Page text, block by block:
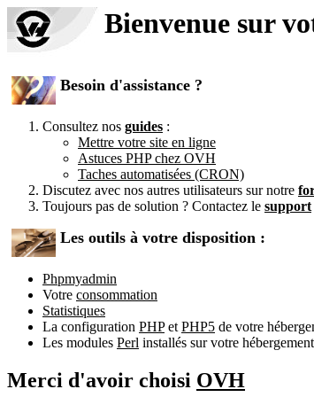
Bienvenue sur
Besoin d'assistance ?
Consultez nos guides :
Mettre votre site en ligne
Astuces PHP chez OVH
Taches automatisées (CRON)
Discutez avec nos autres utilisateurs sur notre
Toujours pas de solution ? Contactez le support
Les outils à votre disposition :
Phpmyadmin
Votre consommation
Statistiques
La configuration PHPet PHP5 de votre
Les modules Perl installés sur votre hébergement
Merci d'avoir choisi OVH